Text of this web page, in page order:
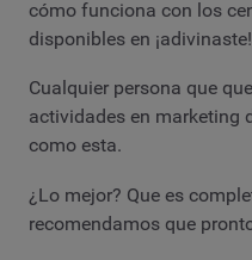
cómo funciona con los
disponibles en
Cualquier persona que
actividades en marketing
como esta.
¿Lo mejor? Que es
recomendamos que